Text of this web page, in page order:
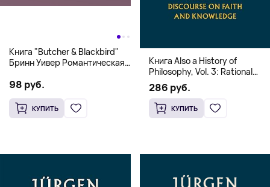
Книга "Butcher & Blackbird"
Бринн Уивер Романтическая
(18+)
98 руб.
КУПИТЬ
Книга Also a History of
Philosophy, Vol. 3: Rational
Freedom. Traces of the
Discourse on Faith and
Knowledge (Твердый
переплет)
286 руб.
КУПИТЬ